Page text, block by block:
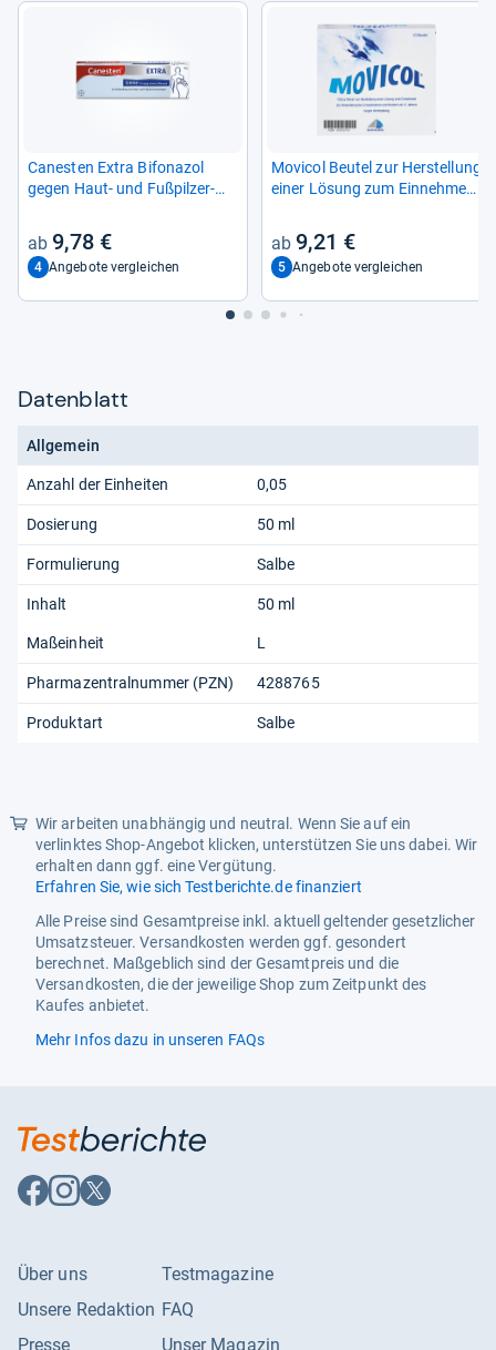
Canes­ten Extra Bifona­zol
gegen Haut-​ und Fuß­pil­zer­
9,78 €
4 Angebote vergleichen
Movi­col Beu­tel zur Her­stel­lung
einer Lösung zum Ein­neh­men
9,21 €
5 Angebote vergleichen
Datenblatt
Allgemein
Anzahl der Einheiten 0,05
Dosierung 50 ml
Formulierung Salbe
Inhalt 50 ml
Maßeinheit L
Pharmazentralnummer (PZN) 4288765
Produktart Salbe
Wir arbeiten unabhängig und neutral. Wenn Sie auf ein
verlinktes Shop-Angebot klicken, unterstützen Sie uns dabei. Wir
erhalten dann ggf. eine Vergütung.
Erfahren Sie, wie sich Testberichte.de finanziert
Alle Preise sind Gesamtpreise inkl. aktuell geltender gesetzlicher
Umsatzsteuer. Versandkosten werden ggf. gesondert
berechnet. Maßgeblich sind der Gesamtpreis und die
Versandkosten, die der jeweilige Shop zum Zeitpunkt des
Kaufes anbietet.
Mehr Infos dazu in unseren FAQs
Auf
Facebook
Auf
Instagram
Auf
X
Über uns
Unsere Redaktion
Presse
Testmagazine
FAQ
Unser Magazin